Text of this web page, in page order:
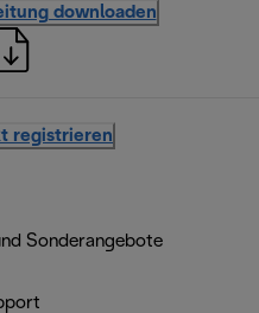
downloaden
registrieren
Sonderangebote